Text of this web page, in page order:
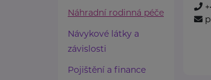
Náhradní rodinná péče
Návykové látky a
závislosti
Pojištění a finance